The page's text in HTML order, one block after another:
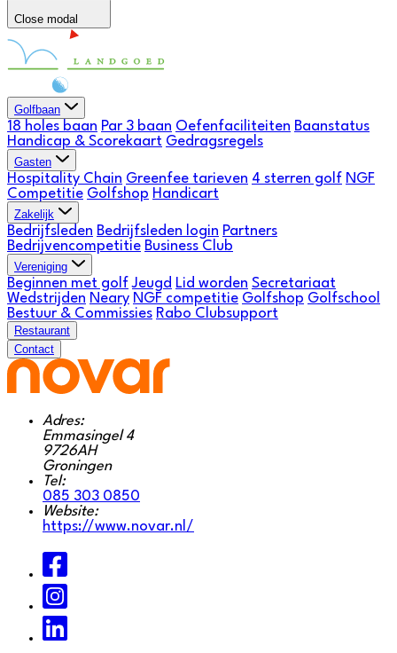
Close modal
Golfbaan
18 holes baan Par 3 baan Oefenfaciliteiten Baanstatus
Handicap & Scorekaart Gedragsregels
Gasten
Hospitality Chain Greenfee tarieven 4 sterren golf NGF
Competitie Golfshop Handicart
Zakelijk
Bedrijfsleden Bedrijfsleden login Partners
Bedrijvencompetitie Business Club
Vereniging
Beginnen met golf Jeugd Lid worden Secretariaat
Wedstrijden Neary NGF competitie Golfshop Golfschool
Bestuur & Commissies Rabo Clubsupport
Restaurant
Contact
Adres:
Emmasingel 4
9726AH
Groningen
Tel:
085 303 0850
Website:
https://www.novar.nl/